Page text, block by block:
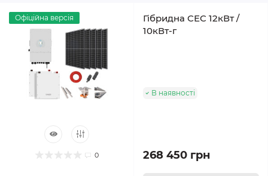
Офіційна версія
0
Гібридна СЕС 12кВт /
10кВт-г
В наявності
268 450 грн